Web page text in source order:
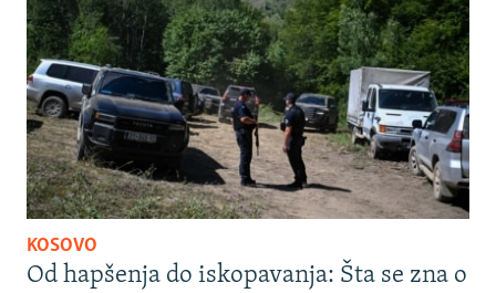
KOSOVO
Od hapšenja do iskopavanja: Šta se zna o